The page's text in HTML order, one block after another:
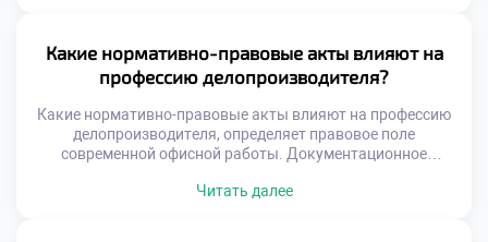
специалистов особое профессиональное мышление и
этику. Теоретические знания тесно переплетаются с
практикой реального документооборота. Выпускники
Какие нормативно-правовые акты влияют на
профессию делопроизводителя?
Какие нормативно-правовые акты влияют на профессию
делопроизводителя, определяет правовое поле
современной офисной работы. Документационное
законодательного контекста. Каждый созданный
Читать далее